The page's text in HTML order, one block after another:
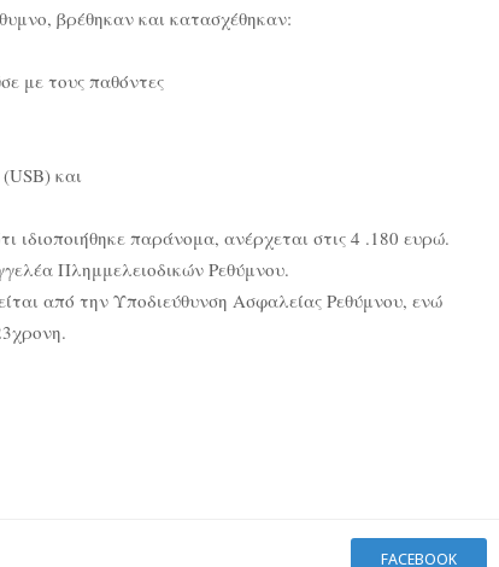
βρέθηκαν και κατασχέθηκαν:
με τους παθόντες
και
ιδιοποιήθηκε παράνομα, ανέρχεται στις 4 .180 ευρώ.
Πλημμελειοδικών Ρεθύμνου.
από την Υποδιεύθυνση Ασφαλείας Ρεθύμνου, ενώ
FACEBOOK